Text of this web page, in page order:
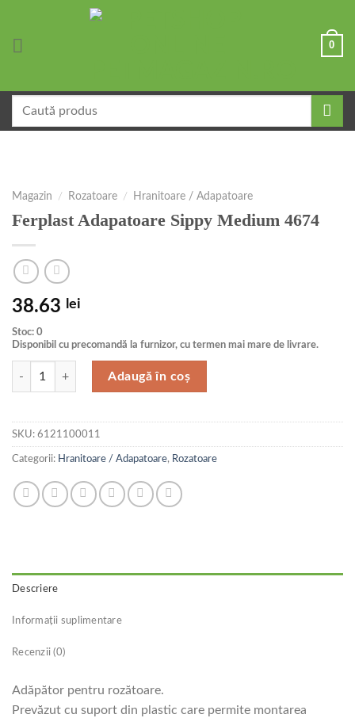
0
după:
Magazin / Rozatoare / Hranitoare / Adapatoare
Ferplast Adapatoare Sippy Medium 4674
38.63 lei
Stoc: 0
Disponibil cu precomandă la furnizor, cu termen mai mare de livrare.
Cantitate Ferplast Adapatoare Sippy Medium 4674
Adaugă în coș
SKU: 6121100011
Categorii: Hranitoare / Adapatoare, Rozatoare
Descriere
Informații suplimentare
Recenzii (0)
Adăpător pentru rozătoare.
Prevăzut cu suport din plastic care permite montarea